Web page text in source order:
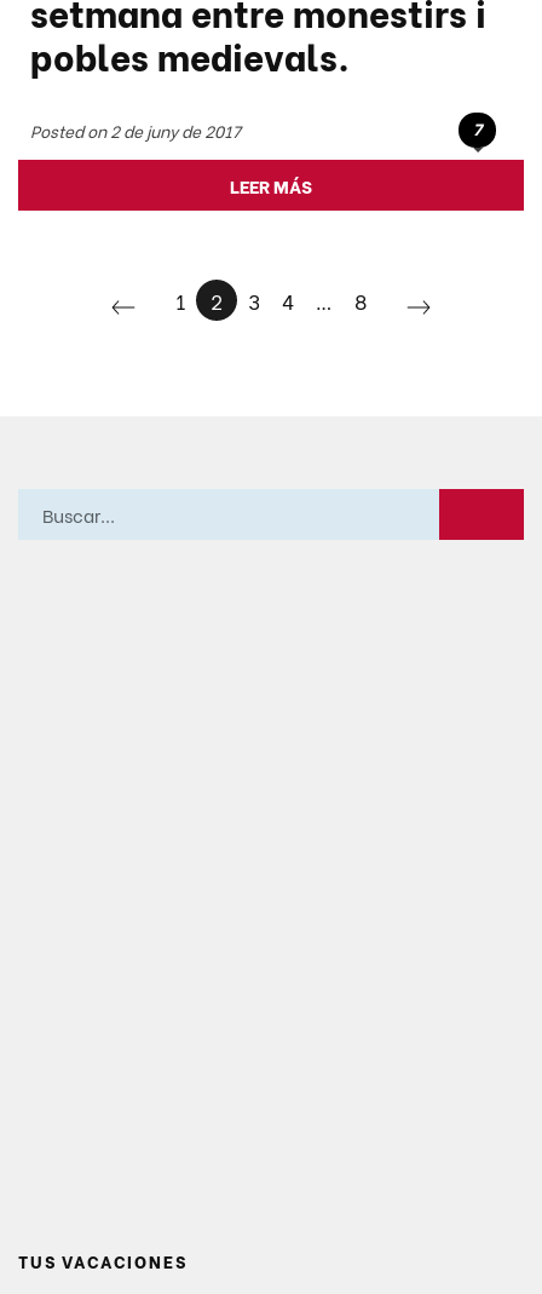
setmana entre monestirs i
pobles medievals.
Posted on 2 de juny de 2017 7
LEER MÁS
1 2 3 4 … 8
TUS VACACIONES